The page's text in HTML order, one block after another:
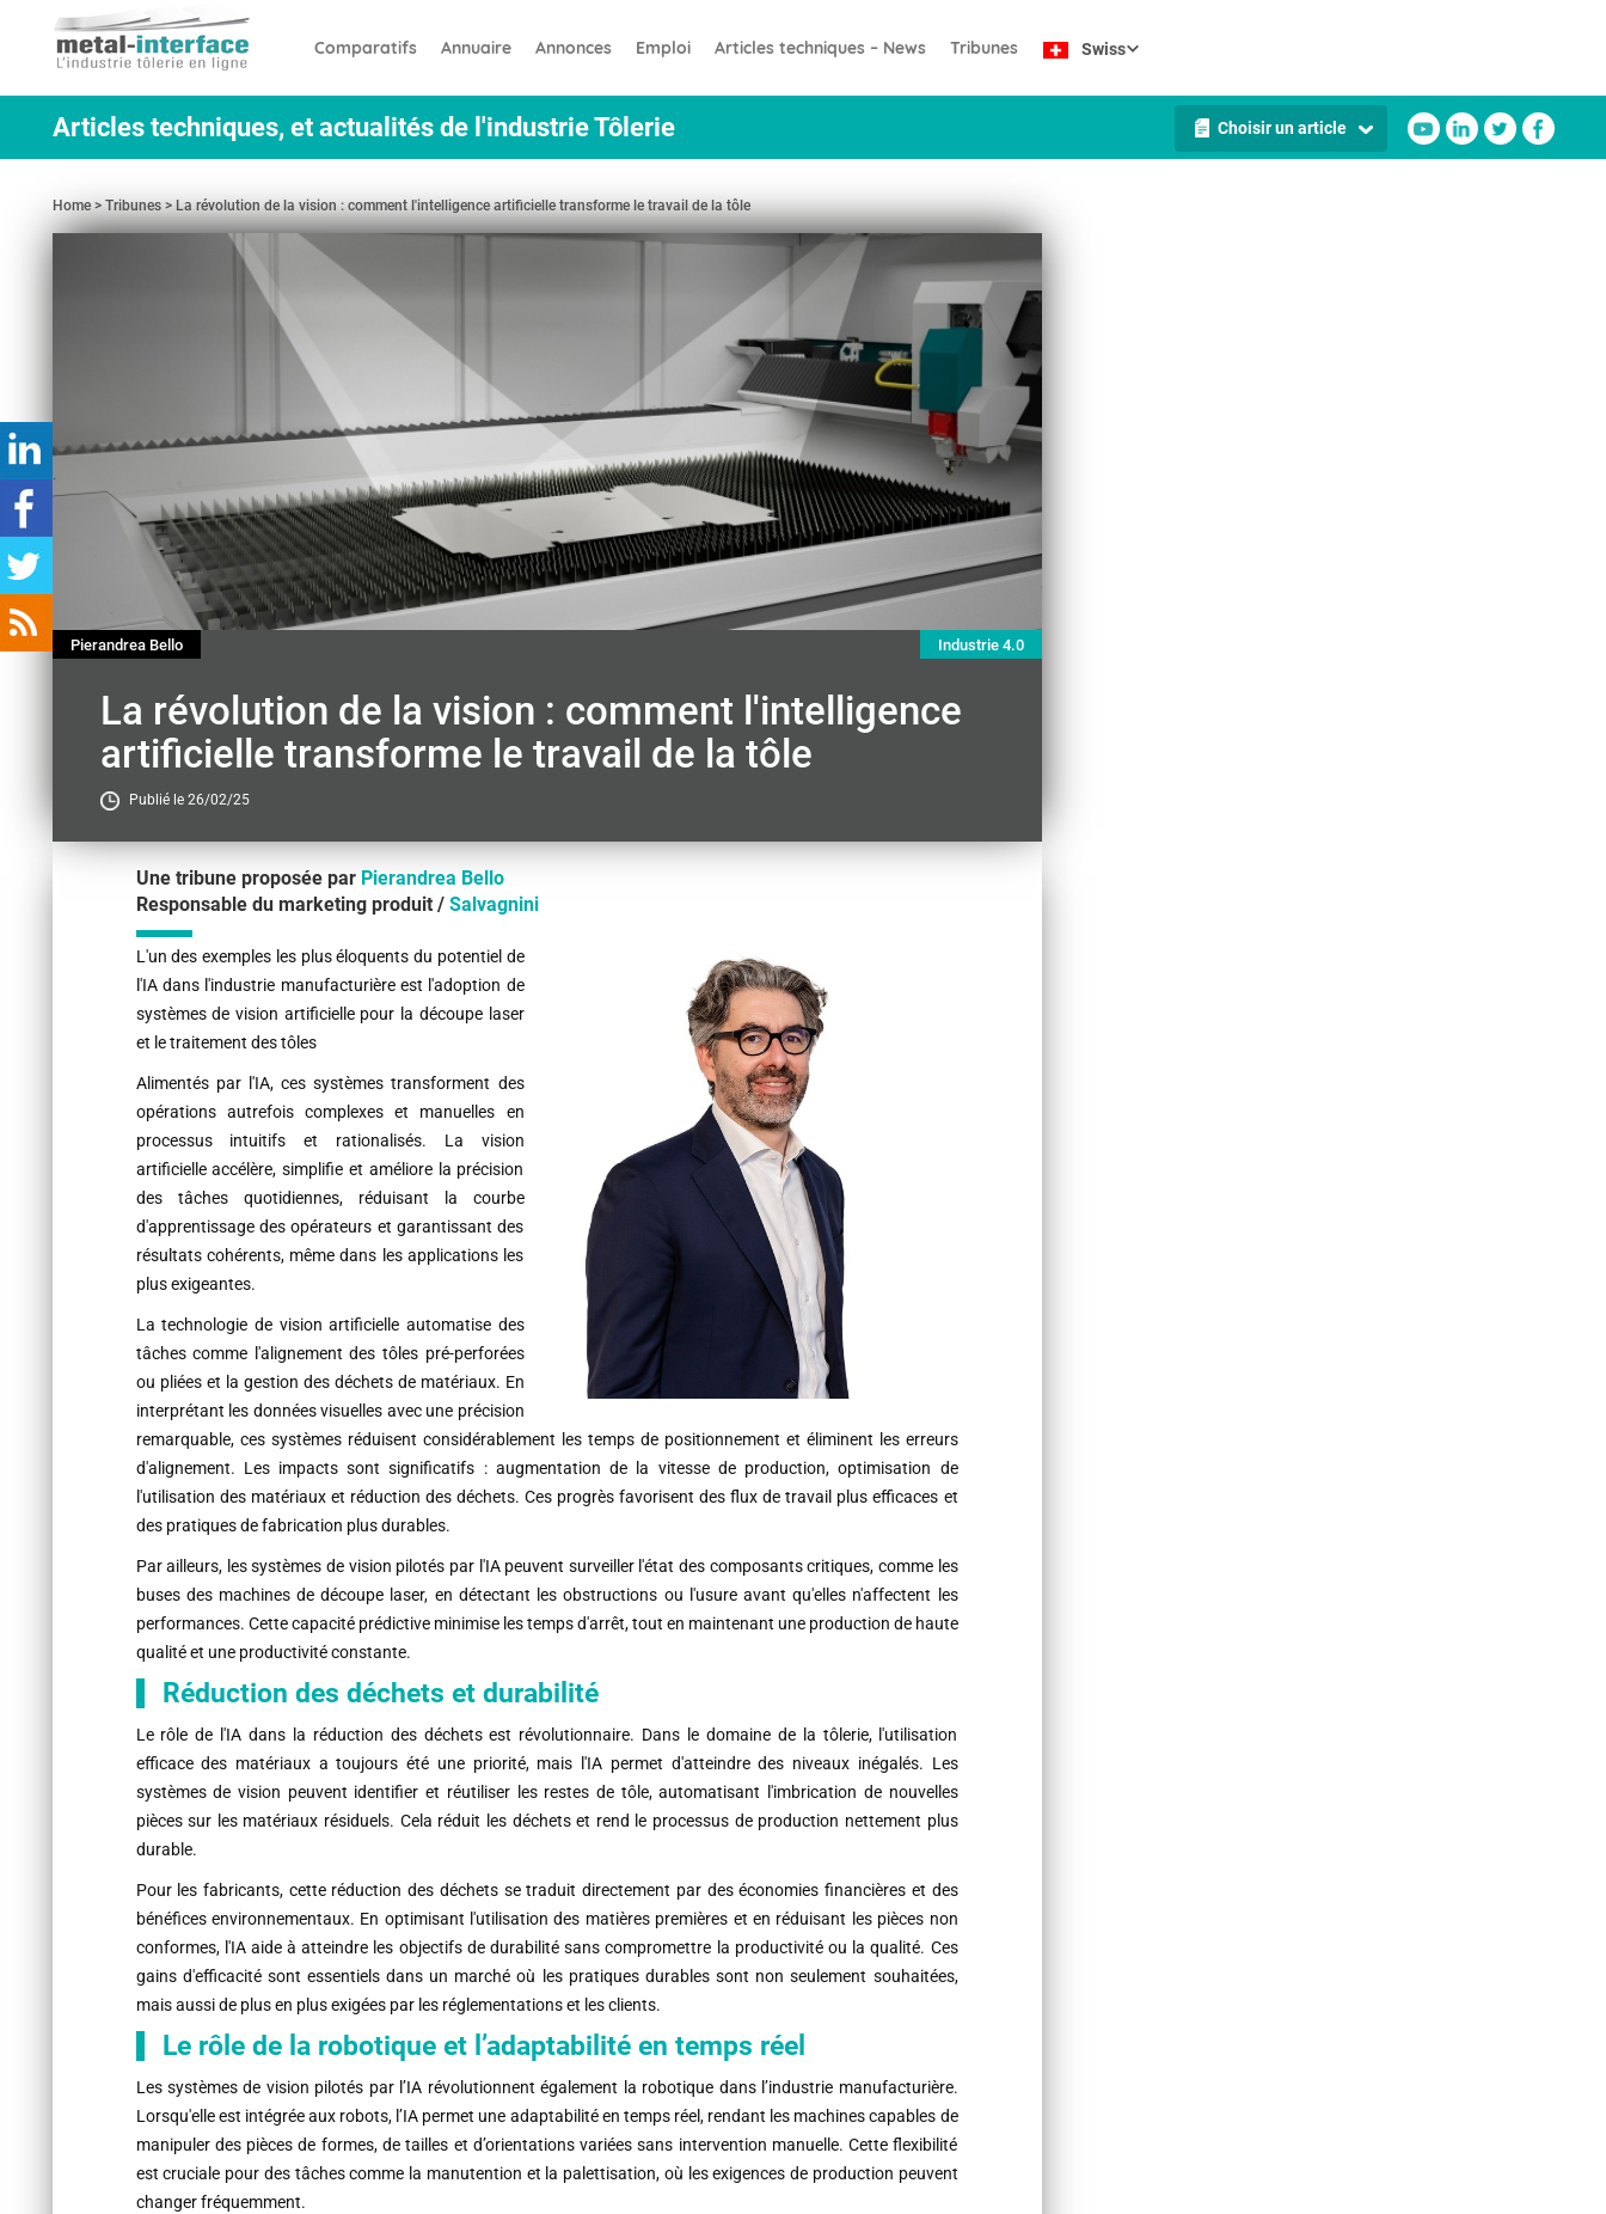
contenu
Comparatifs Annuaire Annonces Emploi Articles techniques – News Tribunes Swiss
Articles techniques, et actualités de l'industrie Tôlerie Choisir un article
Home Tribunes La révolution de la vision : comment l'intelligence artificielle transforme le travail de la tôle
Pierandrea Bello Industrie 4.0
La révolution de la vision : comment l'intelligence
artificielle transforme le travail de la tôle
Publié le 26/02/25
Une tribune proposée par Pierandrea Bello
Responsable du marketing produit / Salvagnini
Contenu
L'un des exemples les plus éloquents du potentiel de
l'IA dans l'industrie manufacturière est l'adoption de
systèmes de vision artificielle pour la découpe laser
et le traitement des tôles
Alimentés par l'IA, ces systèmes transforment des
opérations autrefois complexes et manuelles en
processus intuitifs et rationalisés. La vision
artificielle accélère, simplifie et améliore la précision
des tâches quotidiennes, réduisant la courbe
d'apprentissage des opérateurs et garantissant des
résultats cohérents, même dans les applications les
plus exigeantes.
La technologie de vision artificielle automatise des
tâches comme l'alignement des tôles pré-perforées
ou pliées et la gestion des déchets de matériaux. En
interprétant les données visuelles avec une précision
remarquable, ces systèmes réduisent considérablement les temps de positionnement et éliminent les erreurs
d'alignement. Les impacts sont significatifs : augmentation de la vitesse de production, optimisation de
l'utilisation des matériaux et réduction des déchets. Ces progrès favorisent des flux de travail plus efficaces et
des pratiques de fabrication plus durables.
Par ailleurs, les systèmes de vision pilotés par l'IA peuvent surveiller l'état des composants critiques, comme les
buses des machines de découpe laser, en détectant les obstructions ou l'usure avant qu'elles n'affectent les
performances. Cette capacité prédictive minimise les temps d'arrêt, tout en maintenant une production de haute
qualité et une productivité constante.
Réduction des déchets et durabilité
Le rôle de l'IA dans la réduction des déchets est révolutionnaire. Dans le domaine de la tôlerie, l'utilisation
efficace des matériaux a toujours été une priorité, mais l'IA permet d'atteindre des niveaux inégalés. Les
systèmes de vision peuvent identifier et réutiliser les restes de tôle, automatisant l'imbrication de nouvelles
pièces sur les matériaux résiduels. Cela réduit les déchets et rend le processus de production nettement plus
durable.
Pour les fabricants, cette réduction des déchets se traduit directement par des économies financières et des
bénéfices environnementaux. En optimisant l'utilisation des matières premières et en réduisant les pièces non
conformes, l'IA aide à atteindre les objectifs de durabilité sans compromettre la productivité ou la qualité. Ces
gains d'efficacité sont essentiels dans un marché où les pratiques durables sont non seulement souhaitées,
mais aussi de plus en plus exigées par les réglementations et les clients.
Le rôle de la robotique et l’adaptabilité en temps réel
Les systèmes de vision pilotés par l’IA révolutionnent également la robotique dans l’industrie manufacturière.
Lorsqu'elle est intégrée aux robots, l’IA permet une adaptabilité en temps réel, rendant les machines capables de
manipuler des pièces de formes, de tailles et d’orientations variées sans intervention manuelle. Cette flexibilité
est cruciale pour des tâches comme la manutention et la palettisation, où les exigences de production peuvent
changer fréquemment.